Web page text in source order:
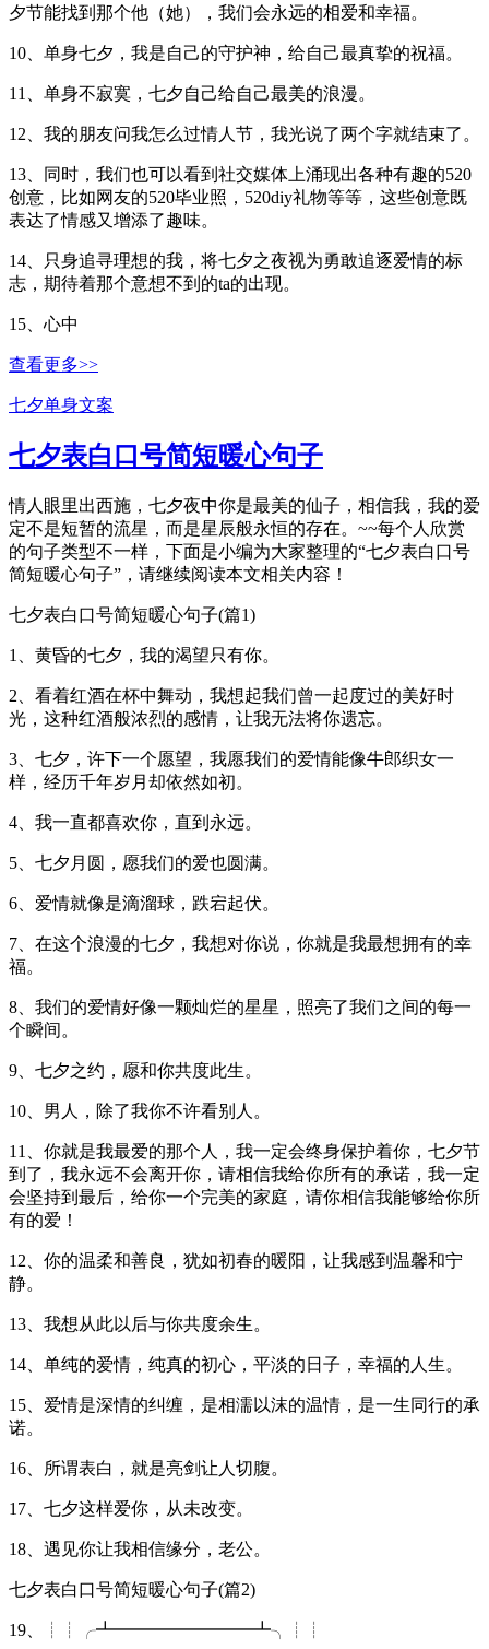
夕节能找到那个他（她），我们会永远的相爱和幸福。
10、单身七夕，我是自己的守护神，给自己最真挚的祝福。
11、单身不寂寞，七夕自己给自己最美的浪漫。
12、我的朋友问我怎么过情人节，我光说了两个字就结束了。
13、同时，我们也可以看到社交媒体上涌现出各种有趣的520
创意，比如网友的520毕业照，520diy礼物等等，这些创意既
表达了情感又增添了趣味。
14、只身追寻理想的我，将七夕之夜视为勇敢追逐爱情的标
志，期待着那个意想不到的ta的出现。
15、心中
查看更多>>
七夕单身文案
七夕表白口号简短暖心句子
情人眼里出西施，七夕夜中你是最美的仙子，相信我，我的爱
定不是短暂的流星，而是星辰般永恒的存在。~~每个人欣赏
的句子类型不一样，下面是小编为大家整理的“七夕表白口号
简短暖心句子”，请继续阅读本文相关内容！
七夕表白口号简短暖心句子(篇1)
1、黄昏的七夕，我的渴望只有你。
2、看着红酒在杯中舞动，我想起我们曾一起度过的美好时
光，这种红酒般浓烈的感情，让我无法将你遗忘。
3、七夕，许下一个愿望，我愿我们的爱情能像牛郎织女一
样，经历千年岁月却依然如初。
4、我一直都喜欢你，直到永远。
5、七夕月圆，愿我们的爱也圆满。
6、爱情就像是滴溜球，跌宕起伏。
7、在这个浪漫的七夕，我想对你说，你就是我最想拥有的幸
福。
8、我们的爱情好像一颗灿烂的星星，照亮了我们之间的每一
个瞬间。
9、七夕之约，愿和你共度此生。
10、男人，除了我你不许看别人。
11、你就是我最爱的那个人，我一定会终身保护着你，七夕节
到了，我永远不会离开你，请相信我给你所有的承诺，我一定
会坚持到最后，给你一个完美的家庭，请你相信我能够给你所
有的爱！
12、你的温柔和善良，犹如初春的暖阳，让我感到温馨和宁
静。
13、我想从此以后与你共度余生。
14、单纯的爱情，纯真的初心，平淡的日子，幸福的人生。
15、爱情是深情的纠缠，是相濡以沫的温情，是一生同行的承
诺。
16、所谓表白，就是亮剑让人切腹。
17、七夕这样爱你，从未改变。
18、遇见你让我相信缘分，老公。
七夕表白口号简短暖心句子(篇2)
19、┊┊╭┻━━━━━━━━┻╮┊┊